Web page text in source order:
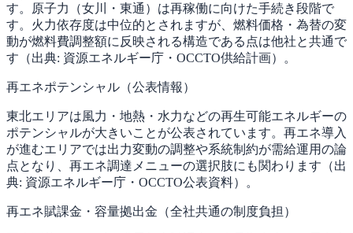
す。原子力（女川・東通）は再稼働に向けた手続き段階で
す。火力依存度は中位的とされますが、燃料価格・為替の変
動が燃料費調整額に反映される構造である点は他社と共通で
す（出典: 資源エネルギー庁・OCCTO供給計画）。
再エネポテンシャル（公表情報）
東北エリアは風力・地熱・水力などの再生可能エネルギーの
ポテンシャルが大きいことが公表されています。再エネ導入
が進むエリアでは出力変動の調整や系統制約が需給運用の論
点となり、再エネ調達メニューの選択肢にも関わります（出
典: 資源エネルギー庁・OCCTO公表資料）。
再エネ賦課金・容量拠出金（全社共通の制度負担）